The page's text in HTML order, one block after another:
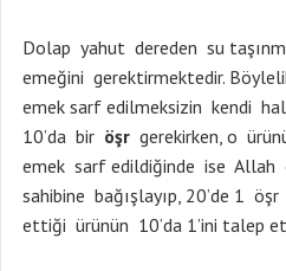
Dolap yahut dereden su
emeğini gerektirmektedir.
emek sarf edilmeksizin kendi
10’da bir öşr gerekirken, o
emek sarf edildiğinde ise Allah
sahibine bağışlayıp, 20’de 1
ettiği ürünün 10’da 1’ini talep